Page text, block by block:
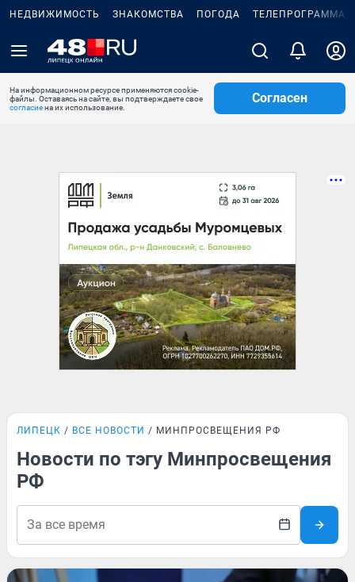
НЕДВИЖИМОСТЬ ЗНАКОМСТВА ПОГОДА ТЕЛЕПРОГРАММА
На информационном ресурсе применяются cookie-
файлы. Оставаясь на сайте, вы подтверждаете свое
согласиена их использование.
Согласен
ЛИПЕЦК ВСЕ НОВОСТИ МИНПРОСВЕЩЕНИЯ РФ
Новости по тэгу Минпросвещения
РФ